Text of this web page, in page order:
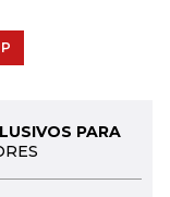
PARA